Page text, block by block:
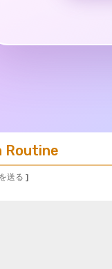
Routine
送る ]